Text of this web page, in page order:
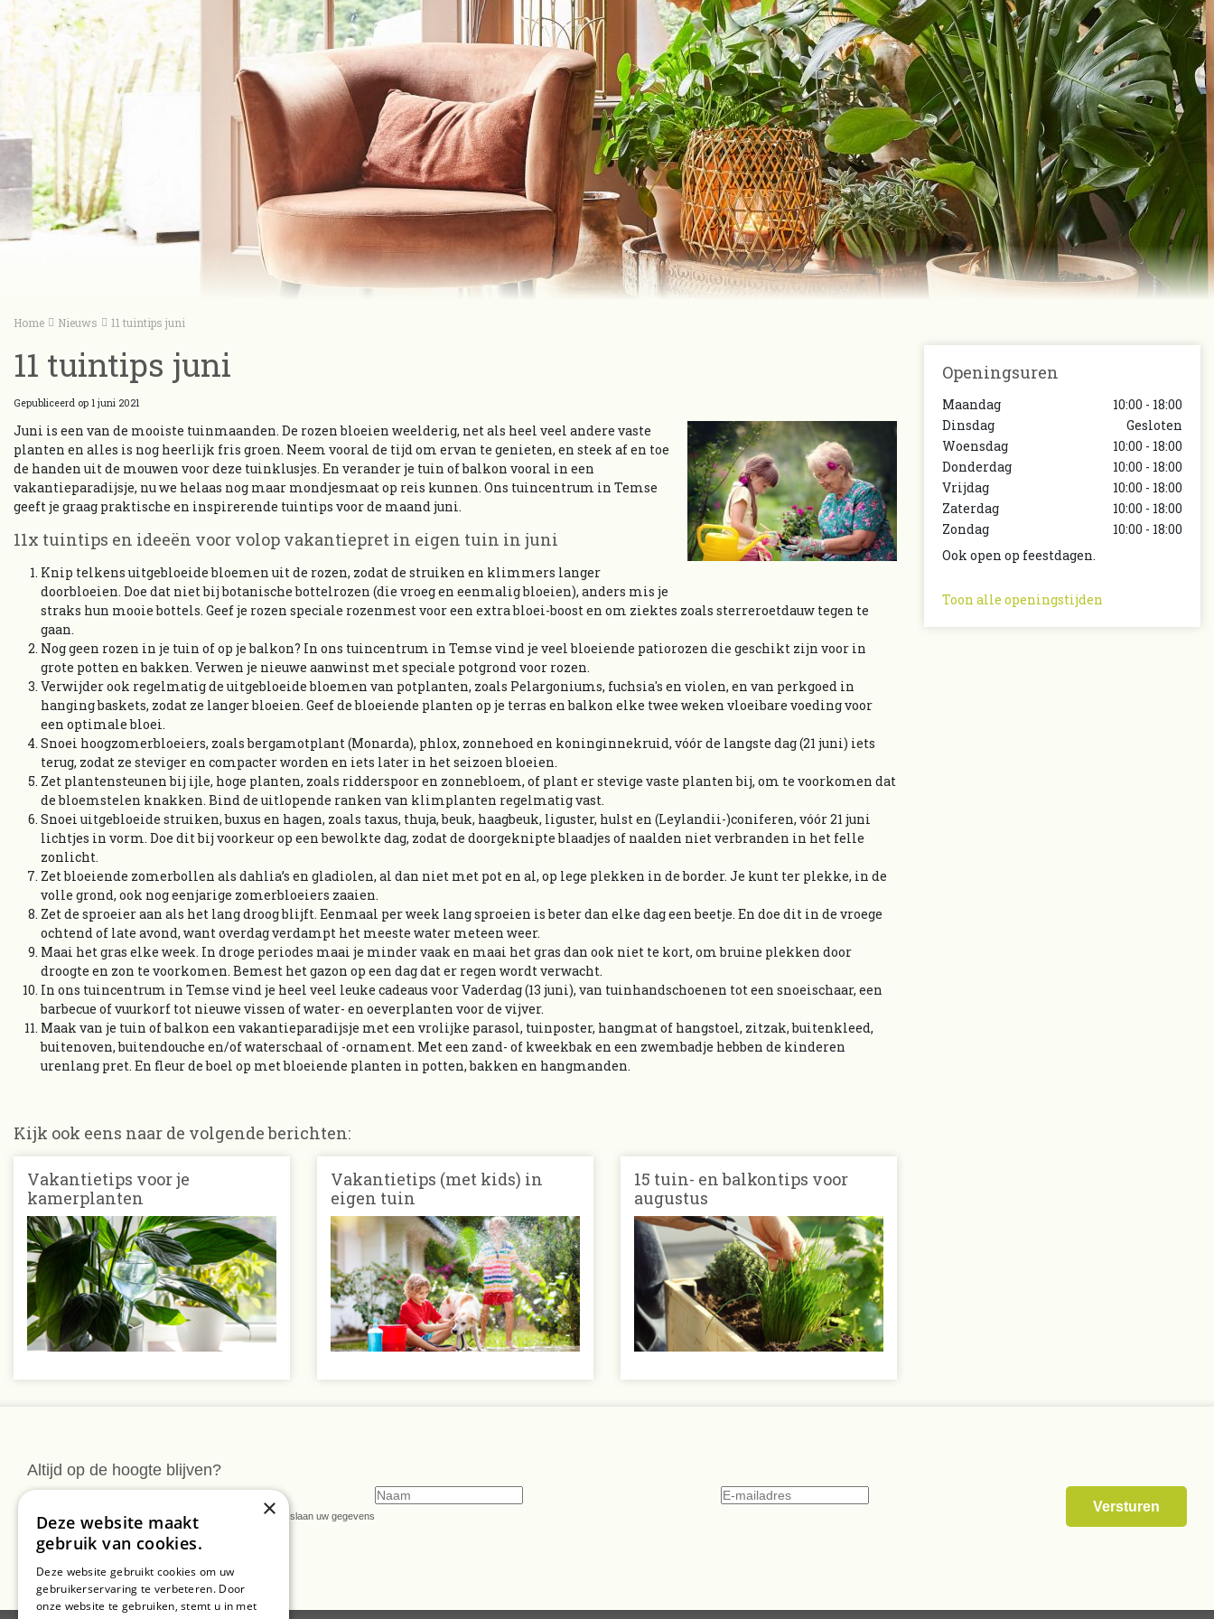
Home Nieuws 11 tuintips juni
11 tuintips juni
Gepubliceerd op 1 juni 2021
Juni is een van de mooiste tuinmaanden. De rozen bloeien weelderig, net als heel veel andere vaste
planten en alles is nog heerlijk fris groen. Neem vooral de tijd om ervan te genieten, en steek af en toe
de handen uit de mouwen voor deze tuinklusjes. En verander je tuin of balkon vooral in een
vakantieparadijsje, nu we helaas nog maar mondjesmaat op reis kunnen. Ons tuincentrum in Temse
geeft je graag praktische en inspirerende tuintips voor de maand juni.
11x tuintips en ideeën voor volop vakantiepret in eigen tuin in juni
Knip telkens uitgebloeide bloemen uit de rozen, zodat de struiken en klimmers langer
doorbloeien. Doe dat niet bij botanische bottelrozen (die vroeg en eenmalig bloeien), anders mis je
straks hun mooie bottels. Geef je rozen speciale rozenmest voor een extra bloei-boost en om ziektes zoals sterreroetdauw tegen te
gaan.
Nog geen rozen in je tuin of op je balkon? In ons tuincentrum in Temse vind je veel bloeiende patiorozen die geschikt zijn voor in
grote potten en bakken. Verwen je nieuwe aanwinst met speciale potgrond voor rozen.
Verwijder ook regelmatig de uitgebloeide bloemen van potplanten, zoals Pelargoniums, fuchsia's en violen, en van perkgoed in
hanging baskets, zodat ze langer bloeien. Geef de bloeiende planten op je terras en balkon elke twee weken vloeibare voeding voor
een optimale bloei.
Snoei hoogzomerbloeiers, zoals bergamotplant (Monarda), phlox, zonnehoed en koninginnekruid, vóór de langste dag (21 juni) iets
terug, zodat ze steviger en compacter worden en iets later in het seizoen bloeien.
Zet plantensteunen bij ijle, hoge planten, zoals ridderspoor en zonnebloem, of plant er stevige vaste planten bij, om te voorkomen dat
de bloemstelen knakken. Bind de uitlopende ranken van klimplanten regelmatig vast.
Snoei uitgebloeide struiken, buxus en hagen, zoals taxus, thuja, beuk, haagbeuk, liguster, hulst en (Leylandii-)coniferen, vóór 21 juni
lichtjes in vorm. Doe dit bij voorkeur op een bewolkte dag, zodat de doorgeknipte blaadjes of naalden niet verbranden in het felle
zonlicht.
Zet bloeiende zomerbollen als dahlia’s en gladiolen, al dan niet met pot en al, op lege plekken in de border. Je kunt ter plekke, in de
volle grond, ook nog eenjarige zomerbloeiers zaaien.
Zet de sproeier aan als het lang droog blijft. Eenmaal per week lang sproeien is beter dan elke dag een beetje. En doe dit in de vroege
ochtend of late avond, want overdag verdampt het meeste water meteen weer.
Maai het gras elke week. In droge periodes maai je minder vaak en maai het gras dan ook niet te kort, om bruine plekken door
droogte en zon te voorkomen. Bemest het gazon op een dag dat er regen wordt verwacht.
In ons tuincentrum in Temse vind je heel veel leuke cadeaus voor Vaderdag (13 juni), van tuinhandschoenen tot een snoeischaar, een
barbecue of vuurkorf tot nieuwe vissen of water- en oeverplanten voor de vijver.
Maak van je tuin of balkon een vakantieparadijsje met een vrolijke parasol, tuinposter, hangmat of hangstoel, zitzak, buitenkleed,
buitenoven, buitendouche en/of waterschaal of -ornament. Met een zand- of kweekbak en een zwembadje hebben de kinderen
urenlang pret. En fleur de boel op met bloeiende planten in potten, bakken en hangmanden.
Kijk ook eens naar de volgende berichten:
Vakantietips voor je
kamerplanten
Vakantietips (met kids) in
eigen tuin
15 tuin- en balkontips voor
augustus
Openingsuren
Maandag
10:00 - 18:00
Dinsdag
Gesloten
Woensdag
10:00 - 18:00
Donderdag
10:00 - 18:00
Vrijdag
10:00 - 18:00
Zaterdag
10:00 - 18:00
Zondag
10:00 - 18:00
Ook open op feestdagen.
Toon alle openingstijden
Altijd op de hoogte blijven?
* U kunt de nieuwsbrief ongeveer wekelijks verwachten. Wij slaan uw gegevens
secuur op conform onzeprivacy verklaring.
×
Deze website maakt
gebruik van cookies.
Deze website gebruikt cookies om uw
gebruikerservaring te verbeteren. Door
onze website te gebruiken, stemt u in met